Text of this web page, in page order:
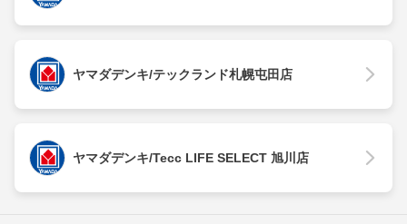
ヤマダデンキ/テックランド札幌屯田店
ヤマダデンキ/Tecc LIFE SELECT 旭川店